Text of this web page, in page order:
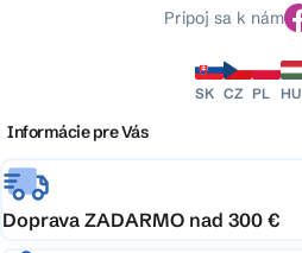
Pripoj sa k nám
SK CZ PL HU
Informácie pre Vás
Doprava ZADARMO nad 300 €